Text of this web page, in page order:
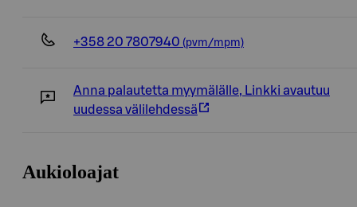
+358 20 7807940 (pvm/mpm)
Anna palautetta myymälälle, Linkki avautuu
uudessa välilehdessä
Aukioloajat